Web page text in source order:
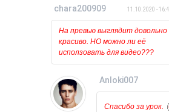
chara200909 11.10.2020 -
На превью выглядит довольно
красиво. НО можно ли её
исползовать для видео???
Anloki007
Спасибо за урок.